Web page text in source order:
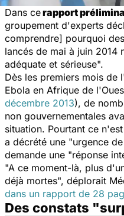
Dans cerapport
groupement d'experts
comprendre] pourquoi
lancés de mai à juin 2014
adéquate et sérieuse".
Dès les premiers mois de
Ebola en Afrique de
décembre 2013), de
non gouvernementales
situation. Pourtant ce
a décrété une "urgence
demande une "réponse
"A ce moment-là, plus
déjà mortes", déplorait
dans un rapport de 28
Des constats